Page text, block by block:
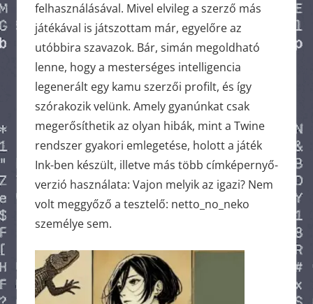
felhasználásával. Mivel elvileg a szerző más
játékával is játszottam már, egyelőre az
utóbbira szavazok. Bár, simán megoldható
lenne, hogy a mesterséges intelligencia
legenerált egy kamu szerzői profilt, és így
szórakozik velünk. Amely gyanúnkat csak
megerősíthetik az olyan hibák, mint a Twine
rendszer gyakori emlegetése, holott a játék
Ink-ben készült, illetve más több címképernyő-
verzió használata: Vajon melyik az igazi? Nem
volt meggyőző a tesztelő: netto_no_neko
személye sem.